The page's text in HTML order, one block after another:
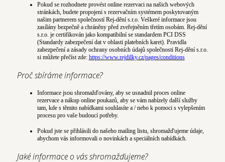
Pokud se rozhodnete provést online rezervaci na našich webových
stránkách, budete propojeni s rezervačním systémem poskytovaným
našim partnerem společností Rej-dění s.r.o. Veškeré informace jsou
zasílány bezpečně a chráněny před zveřejněním třetím osobám. Rej-dění
s.r.o. je certifikován jako kompatibilní se standardem PCI DSS
(Standardy zabezpečení dat v oblasti platebních karet). Pravidla
zabezpečení a zásady ochrany osobních údajů společnosti Rej-dění s.r.o.
si můžete přečíst zde: https://www.rejdilky.cz/pages/conditions
Proč sbíráme informace?
Informace jsou shromažďovány, aby se usnadnil proces online
rezervace a nákup online poukazů, aby se vám nabízely další služby
tam, kde s těmito nabídkami souhlasíte a / nebo k pomoci s vylepšením
procesu pro vaše budoucí potřeby.
Pokud jste se přihlásili do našeho mailing listu, shromažďujeme údaje,
abychom vás informovali o novinkách a speciálních nabídkách.
Jaké informace o vás shromažďujeme?